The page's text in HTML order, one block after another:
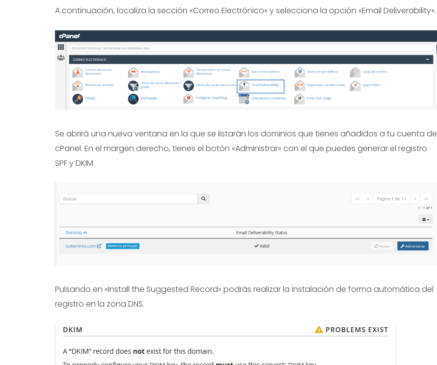
A continuación, localiza la sección «Correo Electrónico» y selecciona la opción «Email Deliverability».
Se abrirá una nueva ventana en la que se listarán los dominios que tienes añadidos a tu cuenta de
cPanel. En el margen derecho, tienes el botón «Administrar» con el que puedes generar el registro
SPF y DKIM.
Pulsando en «Install the Suggested Record» podrás realizar la instalación de forma automática del
registro en la zona DNS.